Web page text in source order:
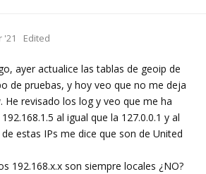
'21 Edited
ayer actualice las tablas de geoip de
de pruebas, y hoy veo que no me deja
He revisado los log y veo que me ha
al igual que la 127.0.0.1 y al
estas IPs me dice que son de United
192.168.x.x son siempre locales ¿NO?